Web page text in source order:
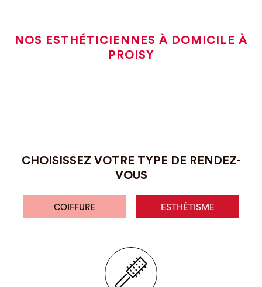
NOS ESTHÉTICIENNES À DOMICILE À
PROISY
CHOISISSEZ VOTRE TYPE DE RENDEZ-
VOUS
COIFFURE ESTHÉTISME